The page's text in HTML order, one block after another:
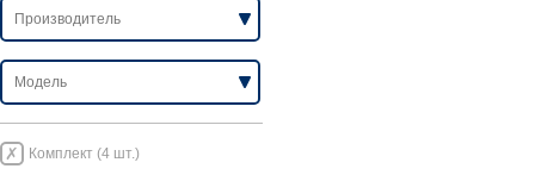
Комплект (4 шт.)